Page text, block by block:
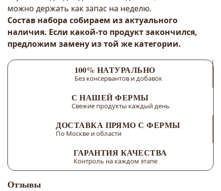
можно держать как запас на неделю.
Состав набора собираем из актуального
наличия. Если какой-то продукт закончился,
предложим замену из той же категории.
100% НАТУРАЛЬНО
Без консервантов и добавок
С НАШЕЙ ФЕРМЫ
Свежие продукты каждый день
ДОСТАВКА ПРЯМО С ФЕРМЫ
По Москве и области
ГАРАНТИЯ КАЧЕСТВА
Контроль на каждом этапе
Отзывы